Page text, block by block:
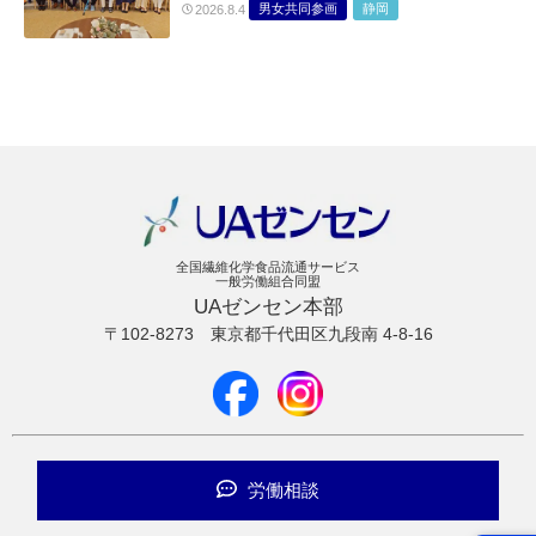
2026.8.4 男女共同参画 静岡
全国繊維化学食品流通サービス
一般労働組合同盟
UAゼンセン本部
〒102-8273 東京都千代田区九段南 4-8-16
労働相談